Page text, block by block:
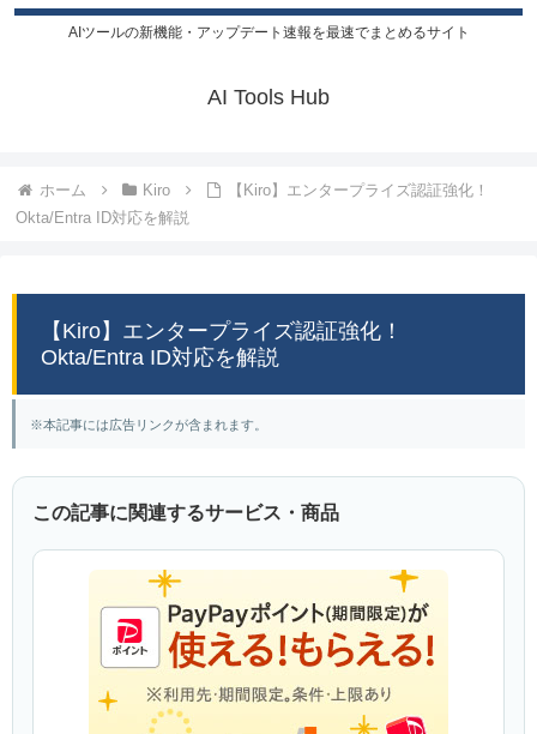
AIツールの新機能・アップデート速報を最速でまとめるサイト
AI Tools Hub
ホーム Kiro
【Kiro】エンタープライズ認証強化！
Okta/Entra ID対応を解説
【Kiro】エンタープライズ認証強化！
Okta/Entra ID対応を解説
※本記事には広告リンクが含まれます。
この記事に関連するサービス・商品